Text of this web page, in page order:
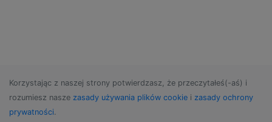
Korzystając z naszej strony potwierdzasz, że przeczytałeś(-aś) i
rozumiesz nasze zasady używania plików cookie i zasady ochrony
prywatności.